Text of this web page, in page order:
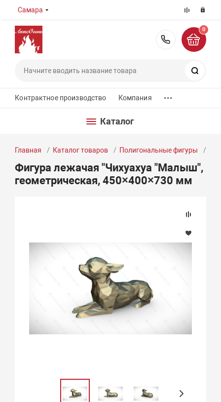
Самара
8 (800)
0
Контрактное производство Компания ...
Каталог
Главная Каталог товаров Полигональные фигуры
Фигура лежачая "Чихуахуа "Малыш",
геометрическая, 450×400×730 мм